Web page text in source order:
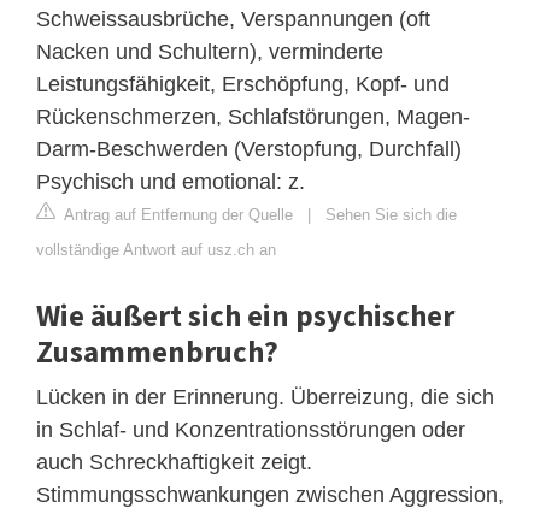
Schweissausbrüche, Verspannungen (oft
Nacken und Schultern), verminderte
Leistungsfähigkeit, Erschöpfung, Kopf- und
Rückenschmerzen, Schlafstörungen, Magen-
Darm-Beschwerden (Verstopfung, Durchfall)
Psychisch und emotional: z.
Antrag auf Entfernung der Quelle | Sehen Sie sich die
vollständige Antwort auf usz.ch an
Wie äußert sich ein psychischer
Zusammenbruch?
Lücken in der Erinnerung. Überreizung, die sich
in Schlaf- und Konzentrationsstörungen oder
auch Schreckhaftigkeit zeigt.
Stimmungsschwankungen zwischen Aggression,